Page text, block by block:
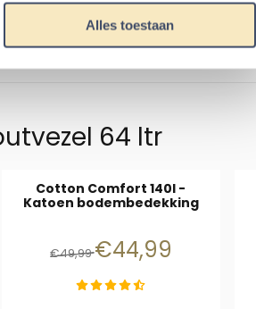
Alles toestaan
tot een laag van minimaal 5 cm
luchte structuur waar in gegegraven
64 ltr
Cotton Comfort 140l -
Katoen bodembedekking
Van 49,99 voor 44,99
€49,99€44,99